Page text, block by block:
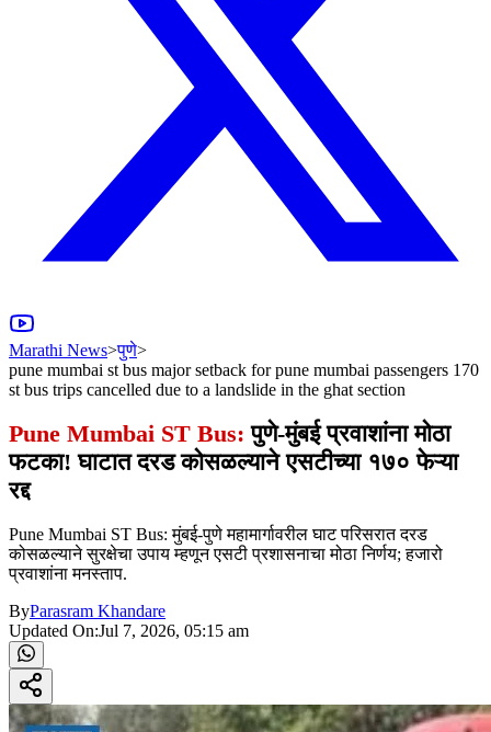
Marathi News>पुणे>
pune mumbai st bus major setback for pune mumbai passengers 170
st bus trips cancelled due to a landslide in the ghat section
Pune Mumbai ST Bus: पुणे-मुंबई प्रवाशांना मोठा
फटका! घाटात दरड कोसळल्याने एसटीच्या १७० फेऱ्या
रद्द
Pune Mumbai ST Bus: मुंबई-पुणे महामार्गावरील घाट परिसरात दरड
कोसळल्याने सुरक्षेचा उपाय म्हणून एसटी प्रशासनाचा मोठा निर्णय; हजारो
प्रवाशांना मनस्ताप.
ByParasram Khandare
Updated On:Jul 7, 2026, 05:15 am